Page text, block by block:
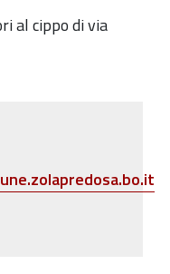
al cippo di via